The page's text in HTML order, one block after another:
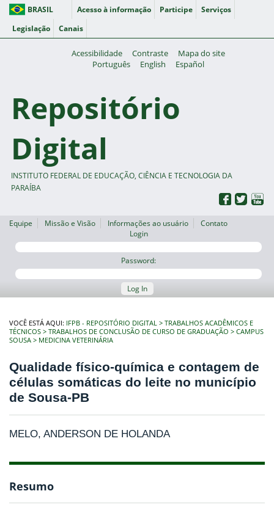
BRASIL Acesso à informação Participe
Serviços
Legislação
Canais
Acessibilidade Contraste
Mapa do site
Português
English Español
Repositório
Digital
INSTITUTO FEDERAL DE EDUCAÇÃO, CIÊNCIA E TECNOLOGIA DA
PARAÍBA
Equipe Missão e Visão Informações ao usuário
Contato
Login
Password:
Log In
VOCÊ ESTÁ AQUI: IFPB - REPOSITÓRIO DIGITAL
TRABALHOS ACADÊMICOS E
TÉCNICOS
TRABALHOS DE CONCLUSÃO DE CURSO DE GRADUAÇÃO
CAMPUS
SOUSA
MEDICINA VETERINÁRIA
Qualidade físico-química e contagem de
células somáticas do leite no município
de Sousa-PB
MELO, ANDERSON DE HOLANDA
Resumo